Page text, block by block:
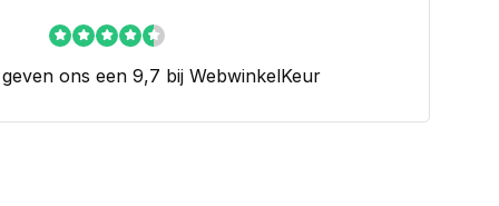
ons een 9,7 bij WebwinkelKeur